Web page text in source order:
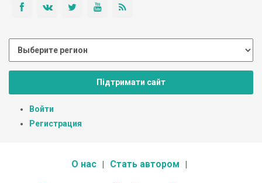
Підтримати сайт
Войти
Регистрация
О нас Стать автором